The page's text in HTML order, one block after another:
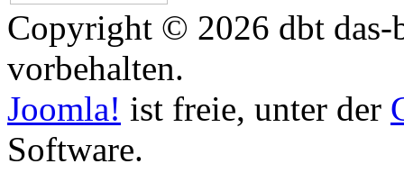
Copyright © 2026 dbt das-
vorbehalten.
Joomla! ist freie, unter der
Software.